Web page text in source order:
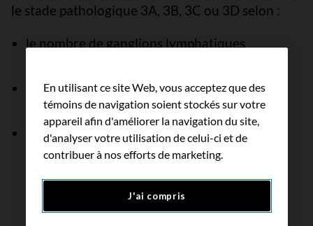
le stade pathologique 3A, 3B, 3C ou 3D selon :
le nombre de ganglions lymphatiques
la quantité de cancer présente dans les
ganglions lymphatiques;
la propagation du cancer à des régions de
peau voisines (tumeurs satellites) ou à des
En utilisant ce site Web, vous acceptez que des
témoins de navigation soient stockés sur votre
appareil afin d'améliorer la navigation du site,
d'analyser votre utilisation de celui-ci et de
contribuer à nos efforts de marketing.
J'ai compris